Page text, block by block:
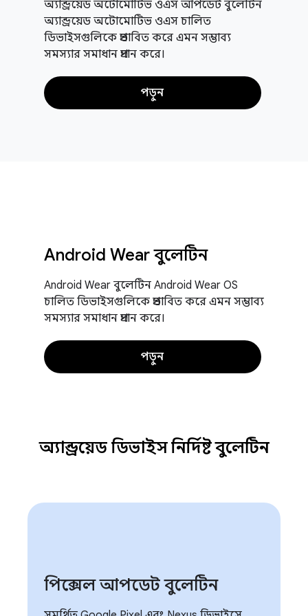
অ্যান্ড্রয়েড অটোমোটিভ ওএস আপডেট বুলেটিন
অ্যান্ড্রয়েড অটোমোটিভ ওএস চালিত
ডিভাইসগুলিকে প্রভাবিত করে এমন সম্ভাব্য
সমস্যার সমাধান প্রদান করে।
পড়ুন
Android Wear বুলেটিন
Android Wear বুলেটিন Android Wear OS
চালিত ডিভাইসগুলিকে প্রভাবিত করে এমন সম্ভাব্য
সমস্যার সমাধান প্রদান করে।
পড়ুন
অ্যান্ড্রয়েড ডিভাইস নির্দিষ্ট বুলেটিন
পিক্সেল আপডেট বুলেটিন